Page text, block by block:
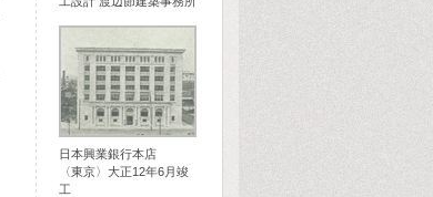
日本興業銀行本店
〈東京〉大正12年6月竣
工